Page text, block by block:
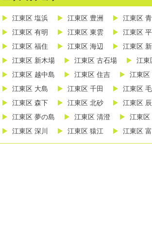
江東区 塩浜 江東区 豊洲 江東区
江東区 有明
江東区 東雲 江東区
江東区 福住
江東区 海辺 江東区
江東区 新木場
江東区 古石場 江東
江東区 越中島
江東区 住吉 江東区
江東区 大島
江東区 千田 江東区
江東区 森下
江東区 北砂 江東区
江東区 夢の島
江東区 清澄 江東区
江東区 深川
江東区 猿江 江東区